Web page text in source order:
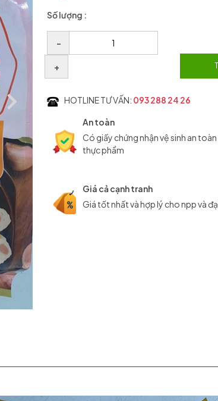
Số lượng :
–
+
HOTLINE TƯ VẤN: 093 288 24 26
An toàn
Có giấy chứng nhận vệ sinh an toàn
thực phẩm
Giá cả cạnh tranh
Giá tốt nhất và hợp lý cho npp và